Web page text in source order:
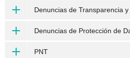
Denuncias de Transparencia
Denuncias de Protección de
PNT